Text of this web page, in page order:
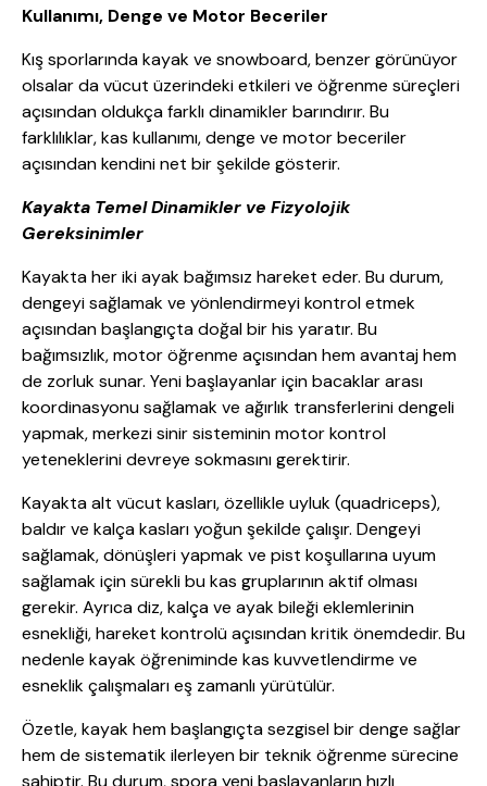
Kullanımı, Denge ve Motor Beceriler
Kış sporlarında kayak ve snowboard, benzer görünüyor
olsalar da vücut üzerindeki etkileri ve öğrenme süreçleri
açısından oldukça farklı dinamikler barındırır. Bu
farklılıklar, kas kullanımı, denge ve motor beceriler
açısından kendini net bir şekilde gösterir.
Kayakta Temel Dinamikler ve Fizyolojik
Gereksinimler
Kayakta her iki ayak bağımsız hareket eder. Bu durum,
dengeyi sağlamak ve yönlendirmeyi kontrol etmek
açısından başlangıçta doğal bir his yaratır. Bu
bağımsızlık, motor öğrenme açısından hem avantaj hem
de zorluk sunar. Yeni başlayanlar için bacaklar arası
koordinasyonu sağlamak ve ağırlık transferlerini dengeli
yapmak, merkezi sinir sisteminin motor kontrol
yeteneklerini devreye sokmasını gerektirir.
Kayakta alt vücut kasları, özellikle uyluk (quadriceps),
baldır ve kalça kasları yoğun şekilde çalışır. Dengeyi
sağlamak, dönüşleri yapmak ve pist koşullarına uyum
sağlamak için sürekli bu kas gruplarının aktif olması
gerekir. Ayrıca diz, kalça ve ayak bileği eklemlerinin
esnekliği, hareket kontrolü açısından kritik önemdedir. Bu
nedenle kayak öğreniminde kas kuvvetlendirme ve
esneklik çalışmaları eş zamanlı yürütülür.
Özetle, kayak hem başlangıçta sezgisel bir denge sağlar
hem de sistematik ilerleyen bir teknik öğrenme sürecine
sahiptir. Bu durum, spora yeni başlayanların hızlı